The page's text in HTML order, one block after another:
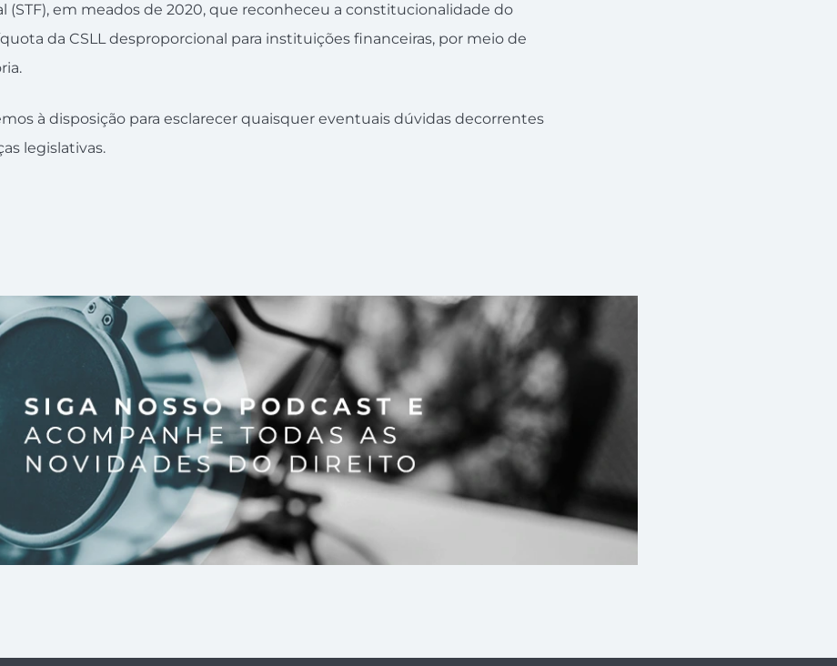
(STF), em meados de 2020, que reconheceu a constitucionalidade do
da CSLL desproporcional para instituições financeiras, por meio de
à disposição para esclarecer quaisquer eventuais dúvidas decorrentes
legislativas.